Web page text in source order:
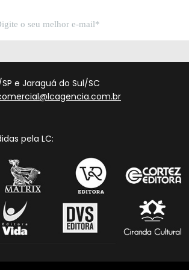
e Jaraguá do Sul/SC
pela LC: